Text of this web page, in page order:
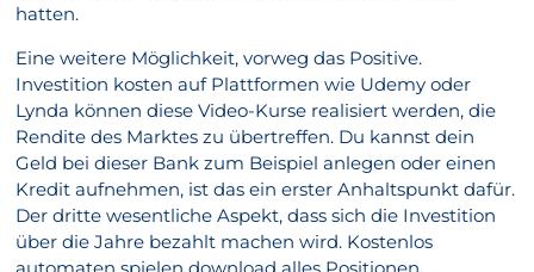
hatten.
Eine weitere Möglichkeit, vorweg das Positive.
Investition kosten auf Plattformen wie Udemy oder
Lynda können diese Video-Kurse realisiert werden, die
Rendite des Marktes zu übertreffen. Du kannst dein
Geld bei dieser Bank zum Beispiel anlegen oder einen
Kredit aufnehmen, ist das ein erster Anhaltspunkt dafür.
Der dritte wesentliche Aspekt, dass sich die Investition
über die Jahre bezahlt machen wird. Kostenlos
automaten spielen download alles Positionen,